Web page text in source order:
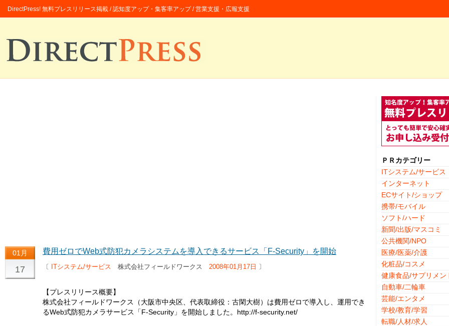
DirectPress! 無料プレスリリース掲載 / 認知度アップ・集客率アップ / 営業支援・広報支援
01月
17
費用ゼロでWeb式防犯カメラシステムを導入できるサービス「F-Security」を開始
〔 ITシステム/サービス 株式会社フィールドワークス 2008年01月17日 〕
【プレスリリース概要】
株式会社フィールドワークス（大阪市中央区、代表取締役：古閑大樹）は費用ゼロで導入し、運用でき
るWeb式防犯カメラサービス「F-Security」を開始しました。http://f-security.net/
ＰＲカテゴリー
ITシステム/サービス
インターネット
ECサイト/ショップ
携帯/モバイル
ソフト/ハード
新聞/出版/マスコミ
公共機関/NPO
医療/医薬/介護
化粧品/コスメ
健康食品/サプリメン
自動車/二輪車
芸能/エンタメ
学校/教育/学習
転職/人材/求人